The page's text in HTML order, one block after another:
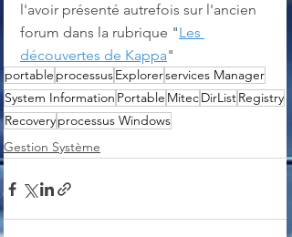
l'avoir présenté autrefois sur l'ancien
forum dans la rubrique "Les
découvertes de Kappa"
portable processusExplorerservices Manager
System Information Portable MitecDirListRegistry
Recoveryprocessus Windows
Gestion Système